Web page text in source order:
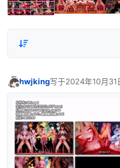
hwjking写于2024年10月
最后由 编辑